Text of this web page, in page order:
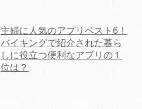
主婦に人気のアプリベスト6！
バイキングで紹介された暮ら
しに役立つ便利なアプリの１
位は？